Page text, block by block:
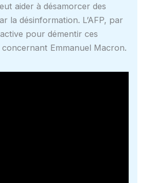
aider à désamorcer des
la désinformation. L’AFP, par
pour démentir ces
Emmanuel Macron.